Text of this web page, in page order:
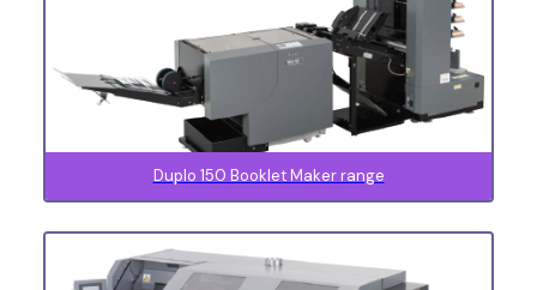
Duplo 150 Booklet Maker range